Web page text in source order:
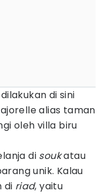
di sini
alias taman
oleh villa biru
di soukatau
unik. Kalau
di riad, yaitu